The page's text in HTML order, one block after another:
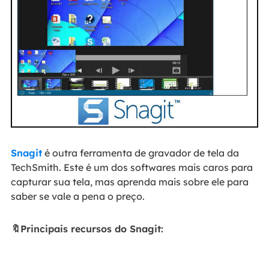
Snagité outra ferramenta de gravador de tela da
TechSmith. Este é um dos softwares mais caros para
capturar sua tela, mas aprenda mais sobre ele para
saber se vale a pena o preço.
🔖Principais recursos do Snagit: